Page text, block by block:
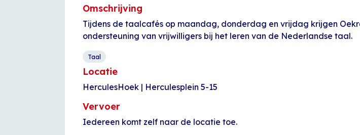
Omschrijving
Tijdens de taalcafés op maandag, donderdag en vrijdag krijgen
ondersteuning van vrijwilligers bij het leren van de Nederlandse taal.
Taal
Locatie
HerculesHoek | Herculesplein 5-15
Vervoer
Iedereen komt zelf naar de locatie toe.